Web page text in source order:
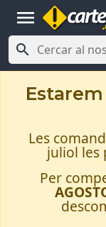
menu

Les
juliol les
Per